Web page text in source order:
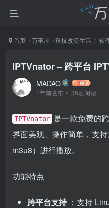
首页 万事屋 科技改变生活 软
IPTVnator – 跨平台
MADAO
1年前发布 35次阅读
IPTVnator 是一款免费的
界面美观、操作简单，支持
m3u8）进行播放。
功能特点
跨平台支持 ：支持